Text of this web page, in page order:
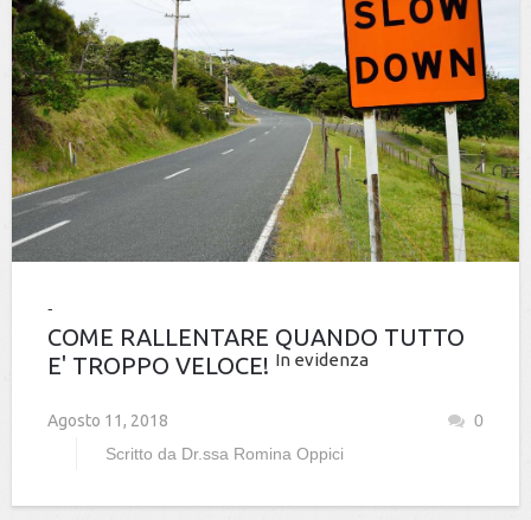
COME RALLENTARE QUANDO TUTTO
E' TROPPO VELOCE! In evidenza
Agosto 11, 2018
0
Scritto da Dr.ssa Romina Oppici